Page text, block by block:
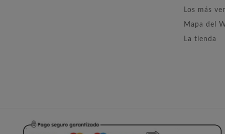
Los más
Mapa del
La tienda